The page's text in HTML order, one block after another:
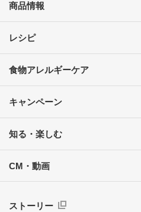
商品情報
レシピ
食物アレルギーケア
キャンペーン
知る・楽しむ
CM・動画
ストーリー